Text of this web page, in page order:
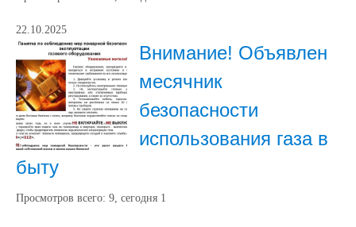
22.10.2025
Внимание! Объявлен
месячник
безопасности
использования газа в
быту
Просмотров всего: 9, сегодня 1